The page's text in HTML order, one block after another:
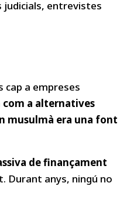
judicials, entrevistes
cap a empreses
com a alternatives
musulmà era una font
de finançament
Durant anys, ningú no